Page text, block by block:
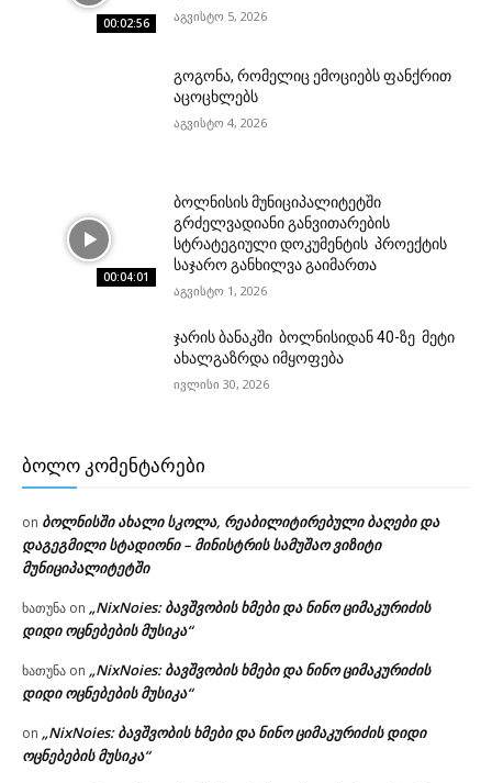
00:02:56 აგვისტო 5, 2026
გოგონა, რომელიც ემოციებს ფანქრით
აცოცხლებს
აგვისტო 4, 2026
00:04:01
ბოლნისის მუნიციპალიტეტში
გრძელვადიანი განვითარების
სტრატეგიული დოკუმენტის პროექტის
საჯარო განხილვა გაიმართა
აგვისტო 1, 2026
ჯარის ბანაკში ბოლნისიდან 40-ზე მეტი
ახალგაზრდა იმყოფება
ივლისი 30, 2026
ᲑᲝᲚᲝ ᲙᲝᲛᲔᲜᲢᲐᲠᲔᲑᲘ
on ბოლნისში ახალი სკოლა, რეაბილიტირებული ბაღები და
დაგეგმილი სტადიონი – მინისტრის სამუშაო ვიზიტი
მუნიციპალიტეტში
ხათუნა on „NixNoies: ბავშვობის ხმები და ნინო ციმაკურიძის
დიდი ოცნებების მუსიკა“
ხათუნა on „NixNoies: ბავშვობის ხმები და ნინო ციმაკურიძის
დიდი ოცნებების მუსიკა“
on „NixNoies: ბავშვობის ხმები და ნინო ციმაკურიძის დიდი
ოცნებების მუსიკა“